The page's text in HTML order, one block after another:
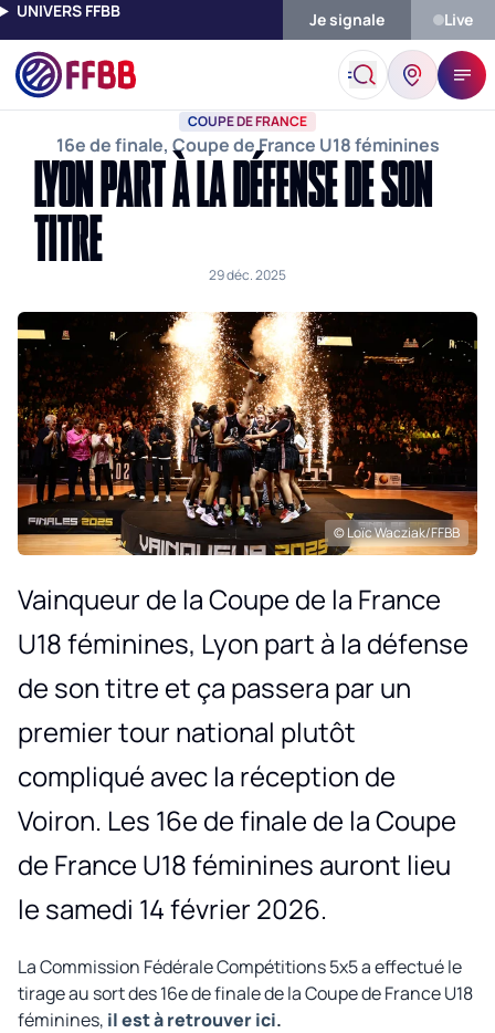
UNIVERS FFBB Je signale Live
Accueil Actualités Lyon Part À La Défense
COUPE DE FRANCE
16e de finale, Coupe de France U18 féminines
LYON PART À LA DÉFENSE DE SON
TITRE
29 déc. 2025
© Loïc Wacziak/FFBB
Vainqueur de la Coupe de la France
U18 féminines, Lyon part à la défense
de son titre et ça passera par un
premier tour national plutôt
compliqué avec la réception de
Voiron. Les 16e de finale de la Coupe
de France U18 féminines auront lieu
le samedi 14 février 2026.
La Commission Fédérale Compétitions 5x5 a effectué le
tirage au sort des 16e de finale de la Coupe de France U18
féminines, il est à retrouver ici.